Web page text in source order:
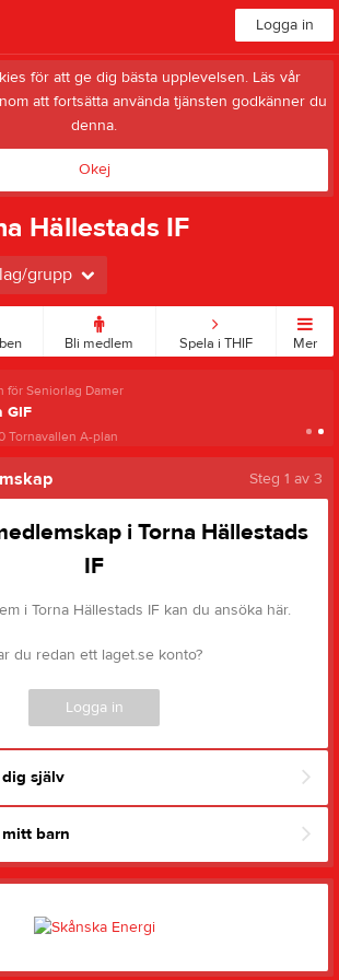
Logga in
för att ge dig bästa upplevelsen. Läs vår
att fortsätta använda tjänsten godkänner du
denna.
Okej
Hällestads IF
grupp
Bli medlem Spela i THIF Mer
för Seniorlag Damer
GIF
Tornavallen A-plan
Steg 1 av 3
i Torna Hällestads
IF
i Torna Hällestads IF kan du ansöka här.
du redan ett laget.se konto?
Logga in
själv
barn